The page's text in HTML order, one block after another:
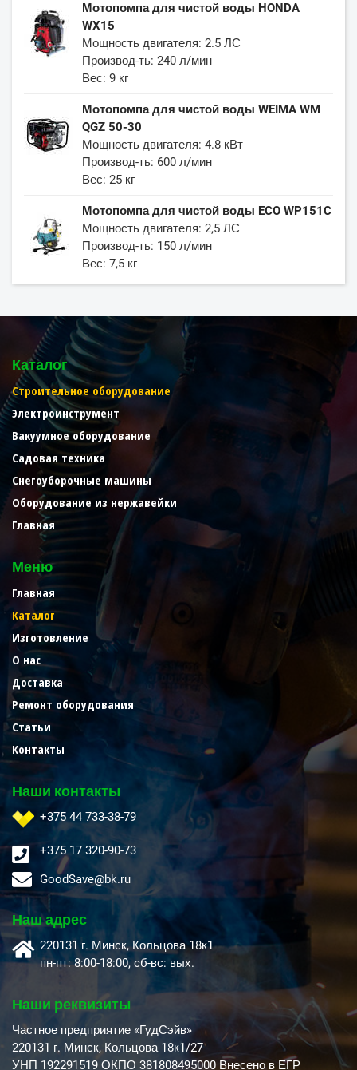
Мотопомпа для чистой воды HONDA
WX15
Мощность двигателя: 2.5 ЛС
Производ-ть: 240 л/мин
Вес: 9 кг
Мотопомпа для чистой воды WEIMA WM
QGZ 50-30
Мощность двигателя: 4.8 кВт
Производ-ть: 600 л/мин
Вес: 25 кг
Мотопомпа для чистой воды ECO WP151C
Мощность двигателя: 2,5 ЛС
Производ-ть: 150 л/мин
Вес: 7,5 кг
Каталог
Строительное оборудование
Электроинструмент
Вакуумное оборудование
Садовая техника
Снегоуборочные машины
Оборудование из нержавейки
Главная
Меню
Главная
Каталог
Изготовление
О нас
Доставка
Ремонт оборудования
Статьи
Контакты
Наши контакты
+375 44 733-38-79
+375 17 320-90-73
GoodSave@bk.ru
Наш адрес
220131 г. Минск, Кольцова 18к1
пн-пт: 8:00-18:00, cб-вс: вых.
Наши реквизиты
Частное предприятие «ГудСэйв»
220131 г. Минск, Кольцова 18к1/27
УНП 192291519 ОКПО 381808495000 Внесено в ЕГР